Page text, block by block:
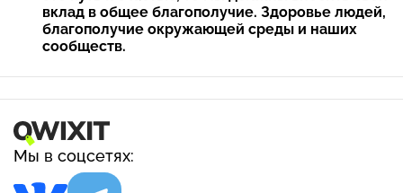
вклад в общее благополучие. Здоровье людей,
благополучие окружающей среды и наших
сообществ.
Мы в соцсетях: